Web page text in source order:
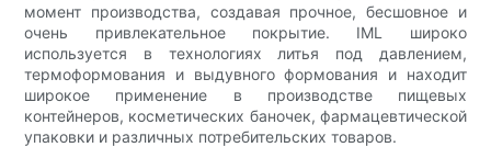
момент производства, создавая прочное, бесшовное и
очень привлекательное покрытие. IML широко
используется в технологиях литья под давлением,
термоформования и выдувного формования и находит
широкое применение в производстве пищевых
контейнеров, косметических баночек, фармацевтической
упаковки и различных потребительских товаров.